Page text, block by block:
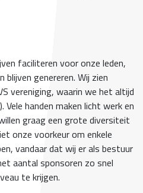
faciliteren voor onze leden,
genereren. Wij zien
vereniging, waarin we het altijd
Vele handen maken licht werk en
graag een grote diversiteit
onze voorkeur om enkele
vandaar dat wij er als bestuur
aantal sponsoren zo snel
te krijgen.